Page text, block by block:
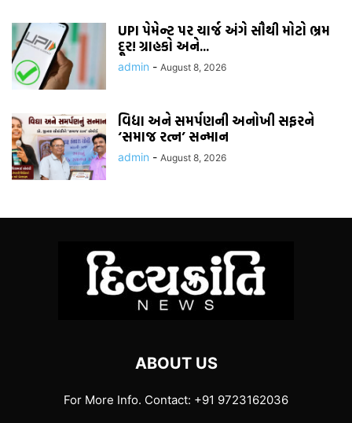
UPI પેમેન્ટ પર ચાર્જ અંગે સૌથી મોટો ભ્રમ
દૂર! ગ્રાહકો અને...
admin - August 8, 2026
વિદ્યા અને સમર્પણની અનોખી સફરને
‘સમાજ રત્ન’ સન્માન
admin - August 8, 2026
ABOUT US
For More Info. Contact: +91 9723162036